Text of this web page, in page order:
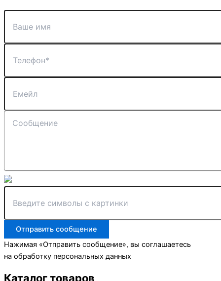
Отправить сообщение
Нажимая «Отправить сообщение», вы соглашаетесь
на обработку персональных данных
Каталог товаров